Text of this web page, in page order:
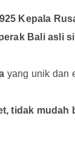
Kepala
Bali asli
yang unik dan
tidak mudah